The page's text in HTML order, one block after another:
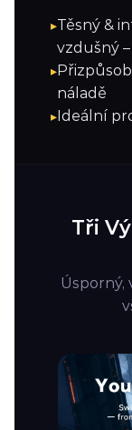
Těsný &
vzdušný
náladě
Ideální
Tři
Úsporný,